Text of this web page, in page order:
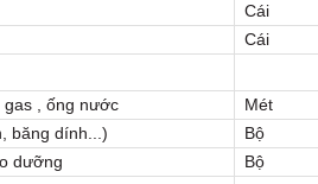
Cái
Cái
gas , ống nước Mét
băng dính...) Bộ
dưỡng Bộ